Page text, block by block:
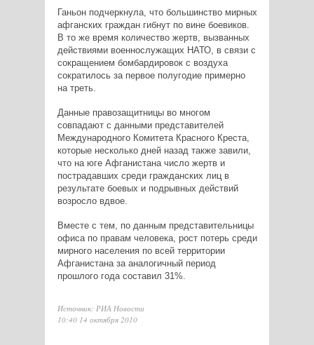
Ганьон подчеркнула, что большинство мирных
афганских граждан гибнут по вине боевиков.
В то же время количество жертв, вызванных
действиями военнослужащих НАТО, в связи с
сокращением бомбардировок с воздуха
сократилось за первое полугодие примерно
на треть.
Данные правозащитницы во многом
совпадают с данными представителей
Международного Комитета Красного Креста,
которые несколько дней назад также завили,
что на юге Афганистана число жертв и
пострадавших среди гражданских лиц в
результате боевых и подрывных действий
возросло вдвое.
Вместе с тем, по данным представительницы
офиса по правам человека, рост потерь среди
мирного населения по всей территории
Афганистана за аналогичный период
прошлого года составил 31%.
Источник: РИА Новости
10:40 14 октября 2010